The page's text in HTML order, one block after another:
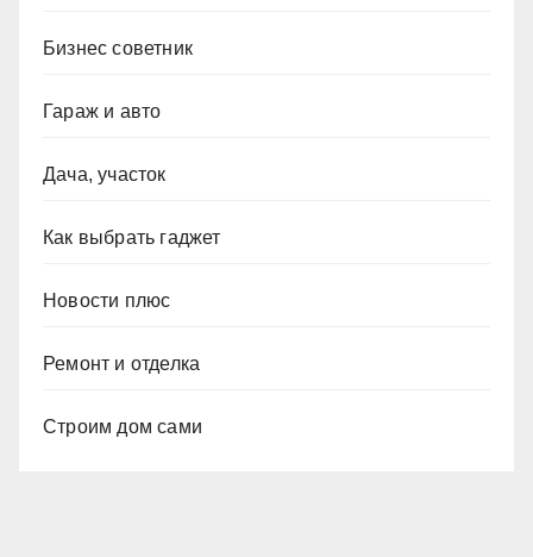
Бизнес советник
Гараж и авто
Дача, участок
Как выбрать гаджет
Новости плюс
Ремонт и отделка
Строим дом сами